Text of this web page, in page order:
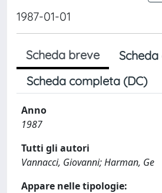
1987-01-01
Scheda breve
Scheda completa (DC)
Anno
1987
Tutti gli autori
Vannacci, Giovanni; Harman, Ge
Appare nelle tipologie: